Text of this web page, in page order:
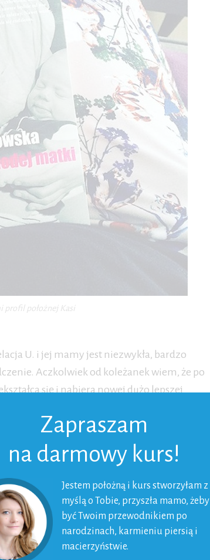
profil położnej Kasi
U. i jej mamy jest niezwykła, bardzo
Aczkolwiek od koleżanek wiem, że po
się i nabiera nowej dużo lepszej
być, ale nie przeszkadzać. Nie zapominać,
zaniedbać tej roli.
dylematy współczesnych matek.
nurcie rodzicielstwo bliskości, z
że cokolwiek mama wybierze, bądź trochę
Matki wobec siebie są za mało
wychowania dzieci jest najlepszy.
Zapraszam
na darmowy kurs!
Jestem położną i kurs stworzyłam z
myślą o Tobie, przyszła mamo, żeby
być Twoim przewodnikiem po
narodzinach, karmieniu piersią i
macierzyństwie.